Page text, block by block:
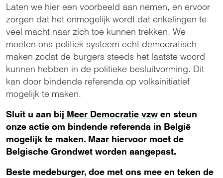
Laten we hier een voorbeeld aan nemen, en ervoor
zorgen dat het onmogelijk wordt dat enkelingen te
veel macht naar zich toe kunnen trekken. We
moeten ons politiek systeem echt democratisch
maken zodat de burgers steeds het laatste woord
kunnen hebben in de politieke besluitvorming. Dit
kan door bindende referenda op volksinitiatief
mogelijk te maken.
Sluit u aan bij Meer Democratie vzw en steun
onze actie om bindende referenda in België
mogelijk te maken. Maar hiervoor moet de
Belgische Grondwet worden aangepast.
Beste medeburger, doe met ons mee en teken de